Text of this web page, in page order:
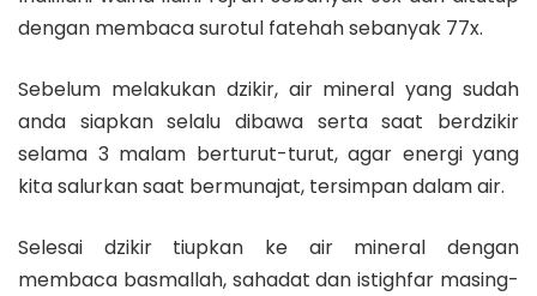
dengan membaca surotul fatehah sebanyak 77x.
Sebelum melakukan dzikir, air mineral yang sudah
anda siapkan selalu dibawa serta saat berdzikir
selama 3 malam berturut-turut, agar energi yang
kita salurkan saat bermunajat, tersimpan dalam air.
Selesai dzikir tiupkan ke air mineral dengan
membaca basmallah, sahadat dan istighfar masing-